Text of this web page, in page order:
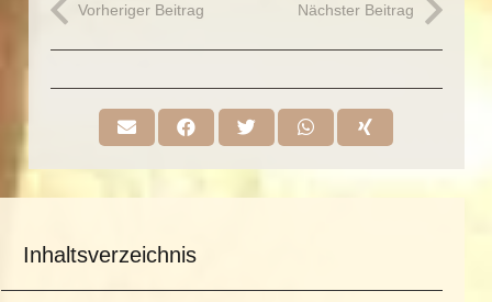
Vorheriger Beitrag Nächster Beitrag
Inhaltsverzeichnis